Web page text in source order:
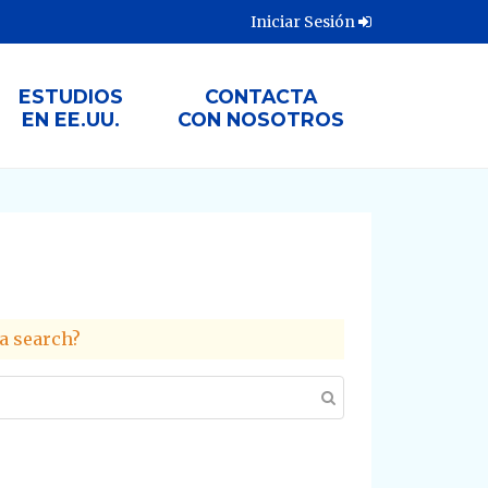
Iniciar Sesión
ESTUDIOS
EN EE.UU.
CONTACTA
CON NOSOTROS
search?